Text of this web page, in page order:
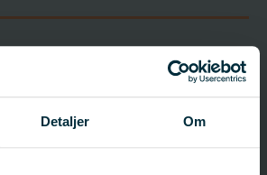
Detaljer Om